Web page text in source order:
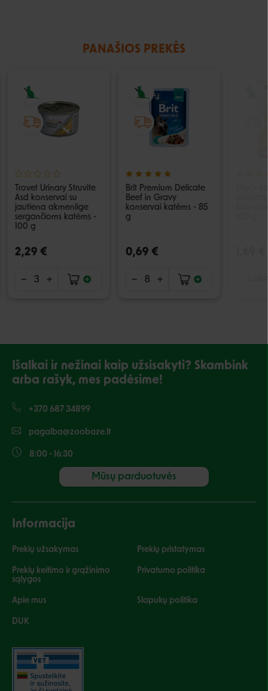
PANAŠIOS PREKĖS
Trovet Urinary Struvite
Asd konservai su
jautiena akmenlige
sergančioms katėms -
100 g
2,29 €
Brit Premium Delicate
Beef in Gravy
konservai katėms - 85
g
0,69 €
Išalkai ir nežinai kaip užsisakyti? Skambink
arba rašyk, mes padėsime!
+370 687 34899
pagalba@zoobaze.lt
8:00 - 16:30
Mūsų parduotuvės
Informacija
Prekių užsakymas Prekių pristatymas
Prekių keitimo ir grąžinimo
sąlygos
Privatumo politika
Apie mus Slapukų politika
DUK